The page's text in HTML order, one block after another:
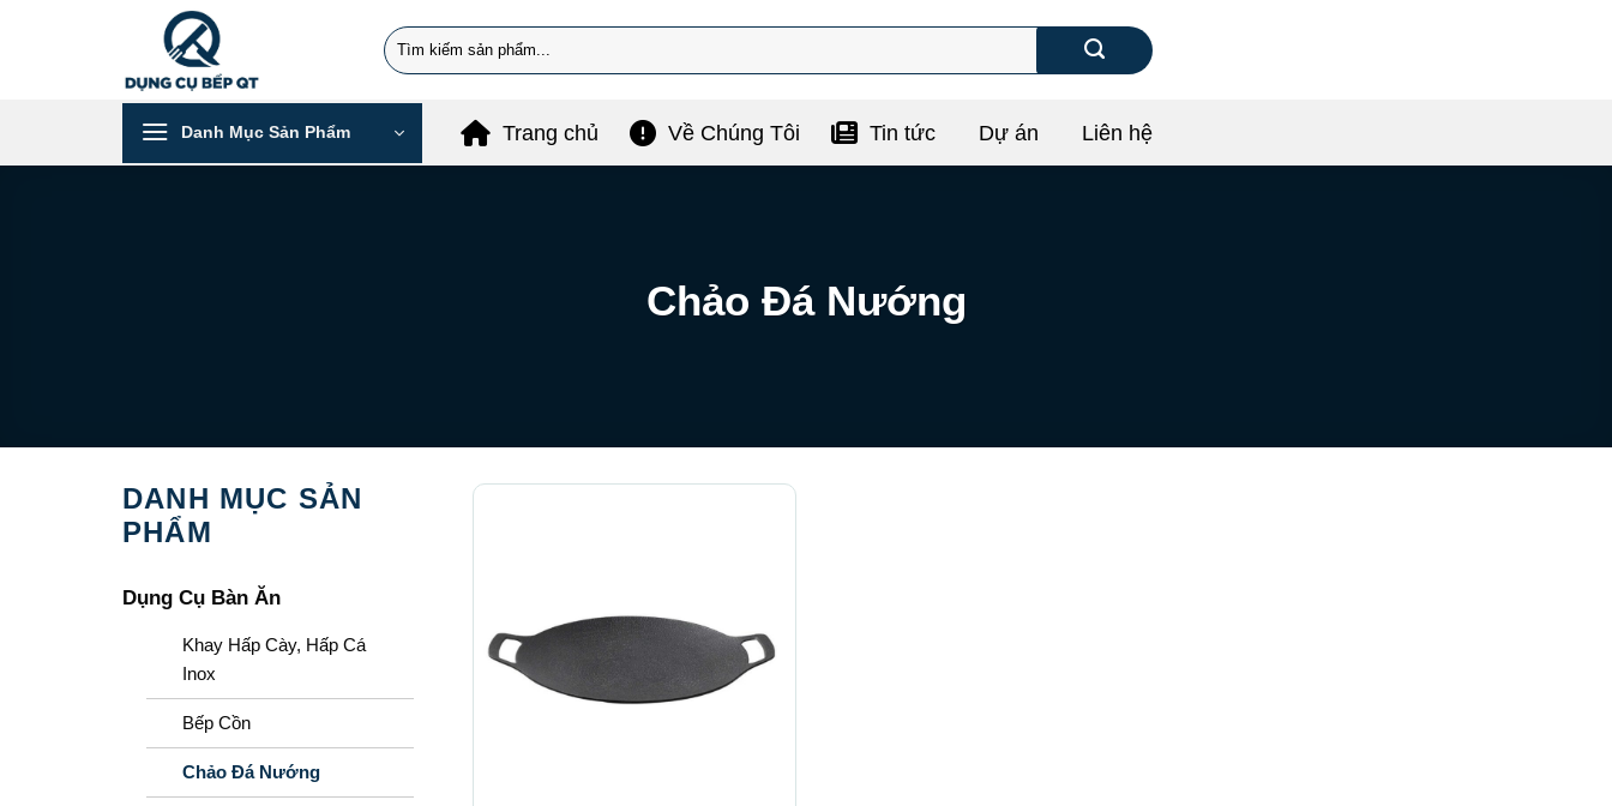
Search
for:
Danh Mục Sản Phẩm Trang chủ Về Chúng Tôi Tin tức Dự án Liên hệ
Chảo Đá Nướng
DANH MỤC SẢN
PHẨM
Dụng Cụ Bàn Ăn
Khay Hấp Cày, Hấp Cá
Inox
Bếp Cồn
Chảo Đá Nướng